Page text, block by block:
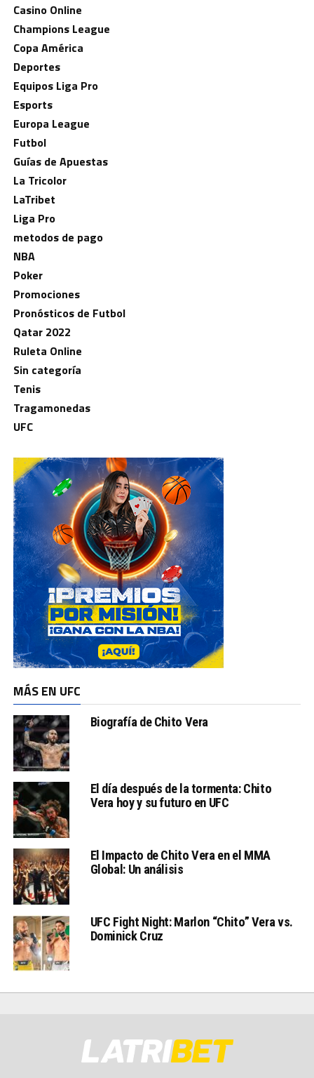
Casino Online
Champions League
Copa América
Deportes
Equipos Liga Pro
Esports
Europa League
Futbol
Guías de Apuestas
La Tricolor
LaTribet
Liga Pro
metodos de pago
NBA
Poker
Promociones
Pronósticos de Futbol
Qatar 2022
Ruleta Online
Sin categoría
Tenis
Tragamonedas
UFC
MÁS EN UFC
Biografía de Chito Vera
El día después de la tormenta: Chito
Vera hoy y su futuro en UFC
El Impacto de Chito Vera en el MMA
Global: Un análisis
UFC Fight Night: Marlon “Chito” Vera vs.
Dominick Cruz